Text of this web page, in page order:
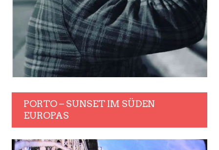
PORTO – SUNSET IM SÜDEN
EUROPAS